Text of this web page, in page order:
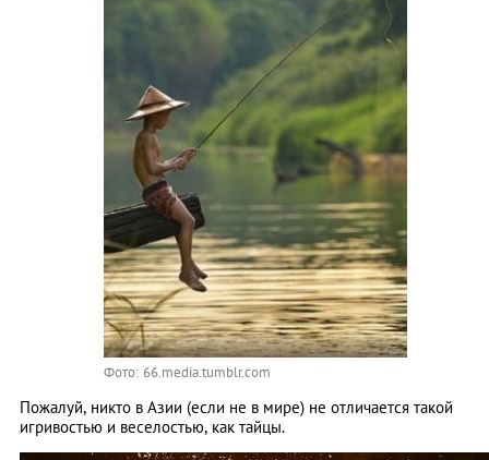
Фото: 66.media.tumblr.com
Пожалуй, никто в Азии (если не в мире) не отличается такой
игривостью и веселостью, как тайцы.